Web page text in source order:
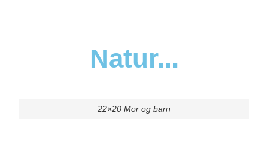
Natur...
22×20 Mor og barn